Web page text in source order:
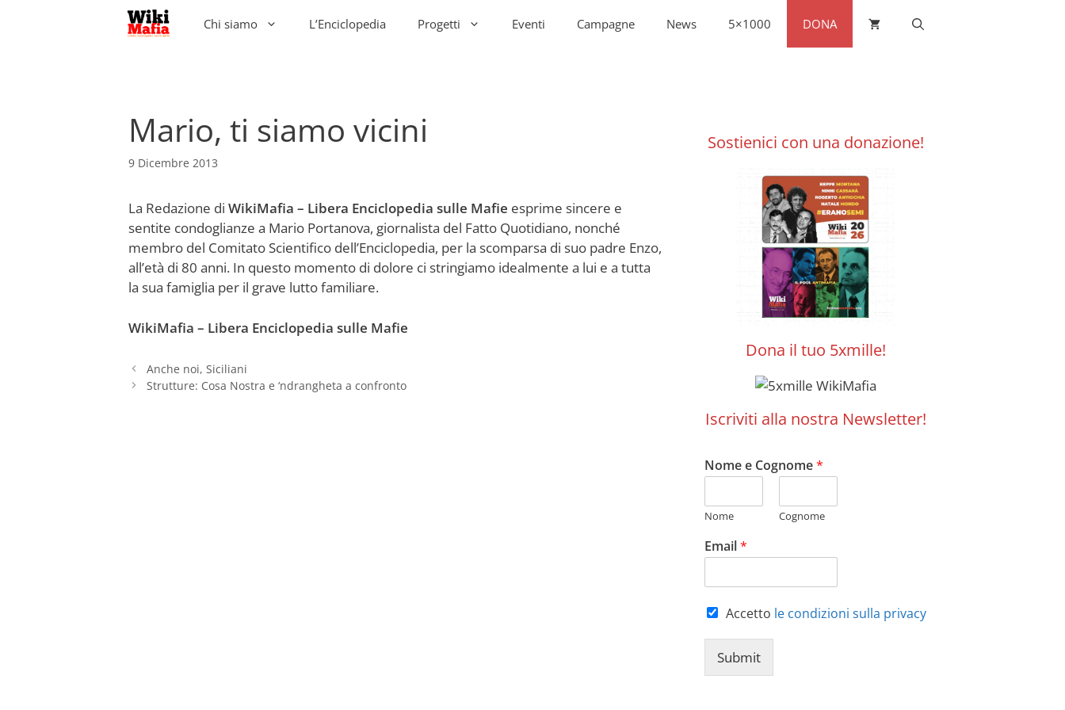
Chi siamo L’Enciclopedia Progetti Eventi Campagne News 5×1000 DONA
Mario, ti siamo vicini
9 Dicembre 2013
La Redazione di WikiMafia – Libera Enciclopedia sulle Mafie esprime sincere e
sentite condoglianze a Mario Portanova, giornalista del Fatto Quotidiano, nonché
membro del Comitato Scientifico dell’Enciclopedia, per la scomparsa di suo padre Enzo,
all’età di 80 anni. In questo momento di dolore ci stringiamo idealmente a lui e a tutta
la sua famiglia per il grave lutto familiare.
WikiMafia – Libera Enciclopedia sulle Mafie
Anche noi, Siciliani
Strutture: Cosa Nostra e ‘ndrangheta a confronto
Sostienici con una donazione!
Dona il tuo 5xmille!
Iscriviti alla nostra Newsletter!
Nome e Cognome*
Nome Cognome
Email*
Accetto le condizioni sulla privacy
Submit